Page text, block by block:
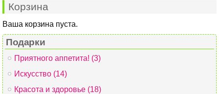
Корзина
Ваша корзина пуста.
Подарки
Приятного аппетита! (3)
Искусство (14)
Красота и здоровье (18)